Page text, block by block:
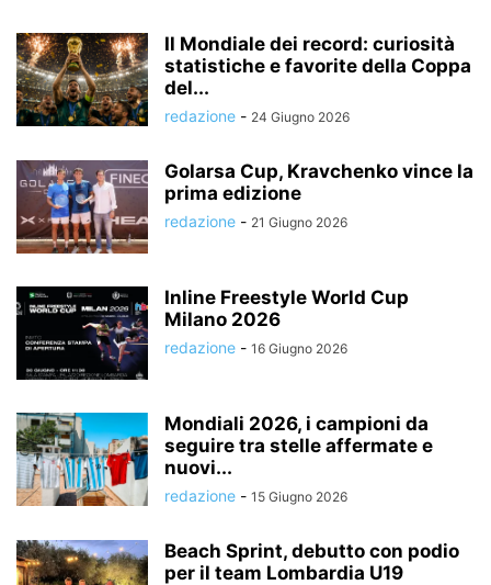
Il Mondiale dei record: curiosità
statistiche e favorite della Coppa
del...
redazione - 24 Giugno 2026
Golarsa Cup, Kravchenko vince la
prima edizione
redazione - 21 Giugno 2026
Inline Freestyle World Cup
Milano 2026
redazione - 16 Giugno 2026
Mondiali 2026, i campioni da
seguire tra stelle affermate e
nuovi...
redazione - 15 Giugno 2026
Beach Sprint, debutto con podio
per il team Lombardia U19